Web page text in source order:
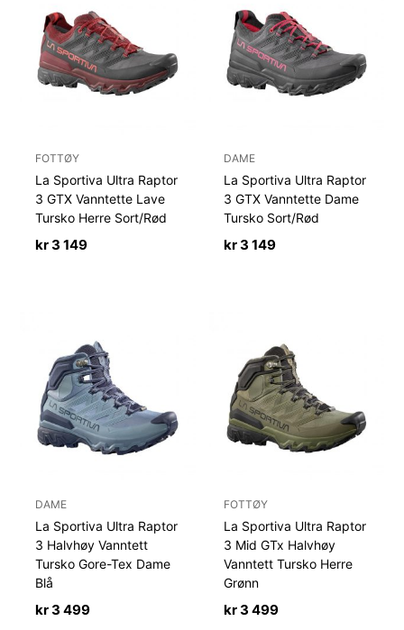
FOTTØY
La Sportiva Ultra Raptor
3 GTX Vanntette Lave
Tursko Herre Sort/Rød
kr3 149
DAME
La Sportiva Ultra Raptor
3 GTX Vanntette Dame
Tursko Sort/Rød
kr3 149
DAME
La Sportiva Ultra Raptor
3 Halvhøy Vanntett
Tursko Gore-Tex Dame
Blå
kr3 499
FOTTØY
La Sportiva Ultra Raptor
3 Mid GTx Halvhøy
Vanntett Tursko Herre
Grønn
kr3 499